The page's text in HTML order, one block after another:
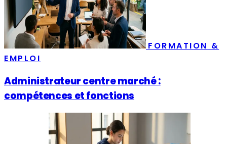
FORMATION &
EMPLOI
Administrateur centre marché :
compétences et fonctions